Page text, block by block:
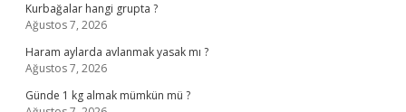
Kurbağalar hangi grupta ?
Ağustos 7, 2026
Haram aylarda avlanmak yasak mı ?
Ağustos 7, 2026
Günde 1 kg almak mümkün mü ?